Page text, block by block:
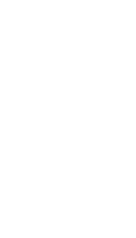
Estos son los grupos de
Composición del
La segunda ‘subliga’ de
representación de cinco
Valenciana, Islas
permanecido de cara a
que jugaban en la liga el
Los ‘nuevos’ del grupo